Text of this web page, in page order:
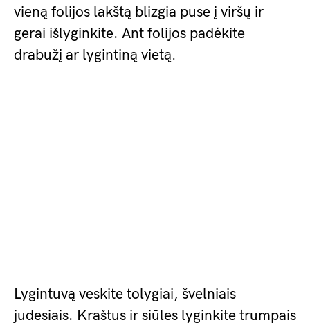
vieną folijos lakštą blizgia puse į viršų ir
gerai išlyginkite. Ant folijos padėkite
drabužį ar lygintiną vietą.
Lygintuvą veskite tolygiai, švelniais
judesiais. Kraštus ir siūles lyginkite trumpais